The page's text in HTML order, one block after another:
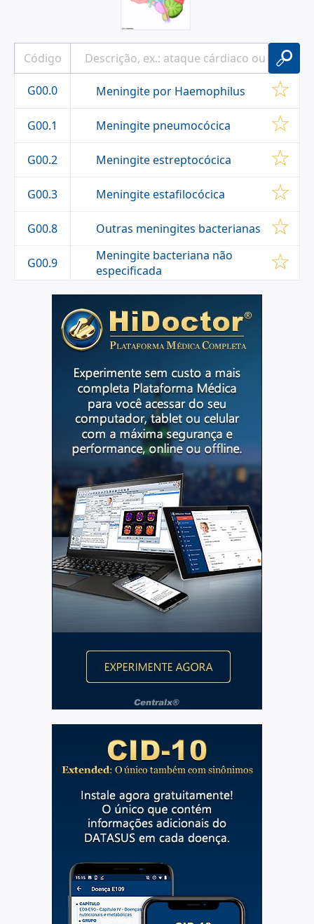
G00.0 Meningite por Haemophilus
G00.1 Meningite pneumocócica
G00.2 Meningite estreptocócica
G00.3 Meningite estafilocócica
G00.8 Outras meningites bacterianas
G00.9
Meningite bacteriana não
especificada